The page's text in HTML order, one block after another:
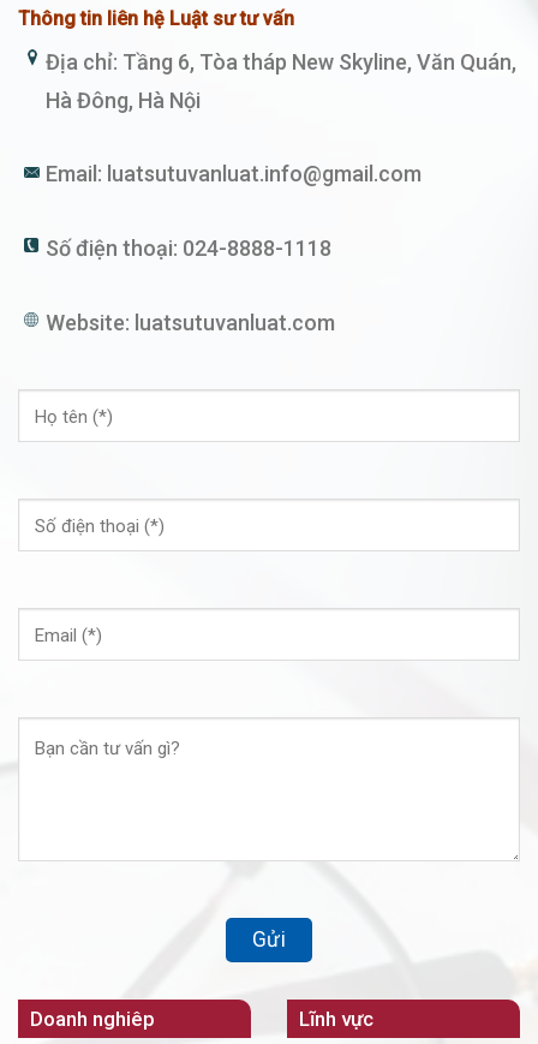
Thông tin liên hệ Luật sư tư vấn
Địa chỉ: Tầng 6, Tòa tháp New Skyline, Văn Quán,
Hà Đông, Hà Nội
Email: luatsutuvanluat.info@gmail.com
Số điện thoại: 024-8888-1118
Website: luatsutuvanluat.com
Doanh nghiêp Lĩnh vực